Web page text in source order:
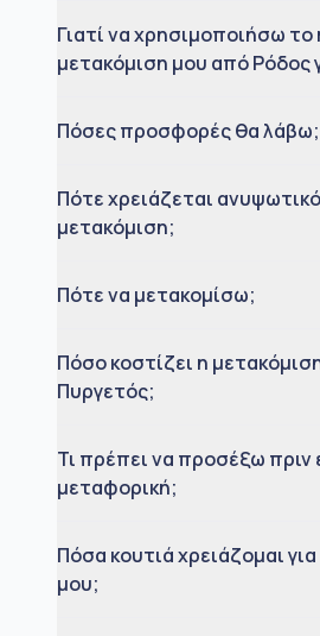
Γιατί να χρησιμοποιήσω το
μετακόμιση μου από Ρόδος
Πόσες προσφορές θα λάβω;
Πότε χρειάζεται
μετακόμιση;
Πότε να μετακομίσω;
Πόσο κοστίζει η
Πυργετός;
Τι πρέπει να προσέξω πριν
μεταφορική;
Πόσα κουτιά χρειάζομαι
μου;